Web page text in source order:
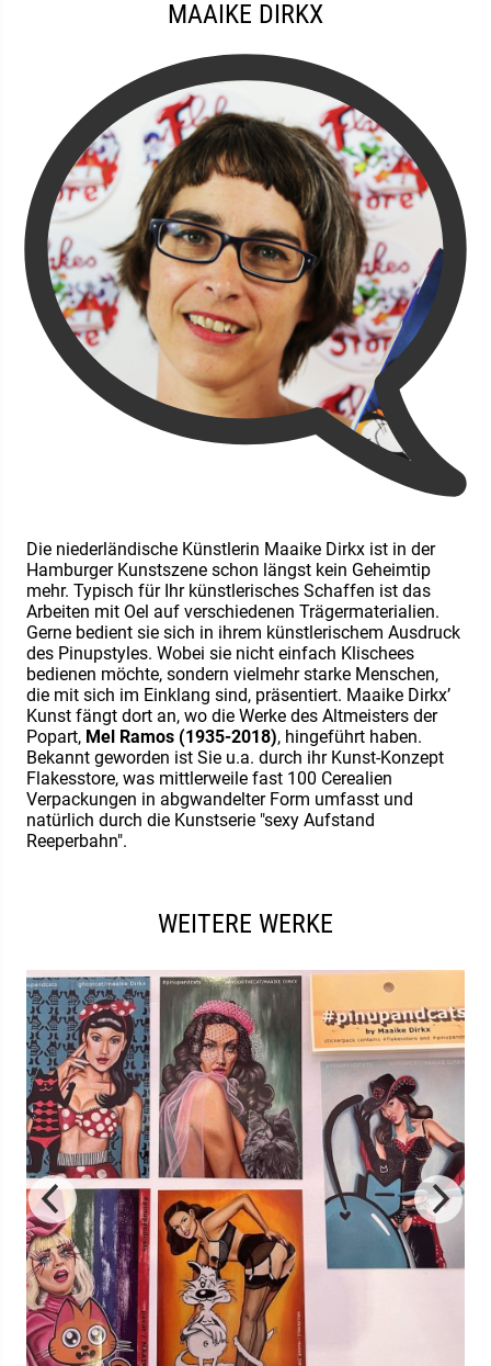
MAAIKE DIRKX
Die niederländische Künstlerin Maaike Dirkx ist in der
Hamburger Kunstszene schon längst kein Geheimtip
mehr. Typisch für Ihr künstlerisches Schaffen ist das
Arbeiten mit Oel auf verschiedenen Trägermaterialien.
Gerne bedient sie sich in ihrem künstlerischem Ausdruck
des Pinupstyles. Wobei sie nicht einfach Klischees
bedienen möchte, sondern vielmehr starke Menschen,
die mit sich im Einklang sind, präsentiert. Maaike Dirkx’
Kunst fängt dort an, wo die Werke des Altmeisters der
Popart, Mel Ramos (1935-2018), hingeführt haben.
Bekannt geworden ist Sie u.a. durch ihr Kunst-Konzept
Flakesstore, was mittlerweile fast 100 Cerealien
Verpackungen in abgwandelter Form umfasst und
natürlich durch die Kunstserie "sexy Aufstand
Reeperbahn".
WEITERE WERKE